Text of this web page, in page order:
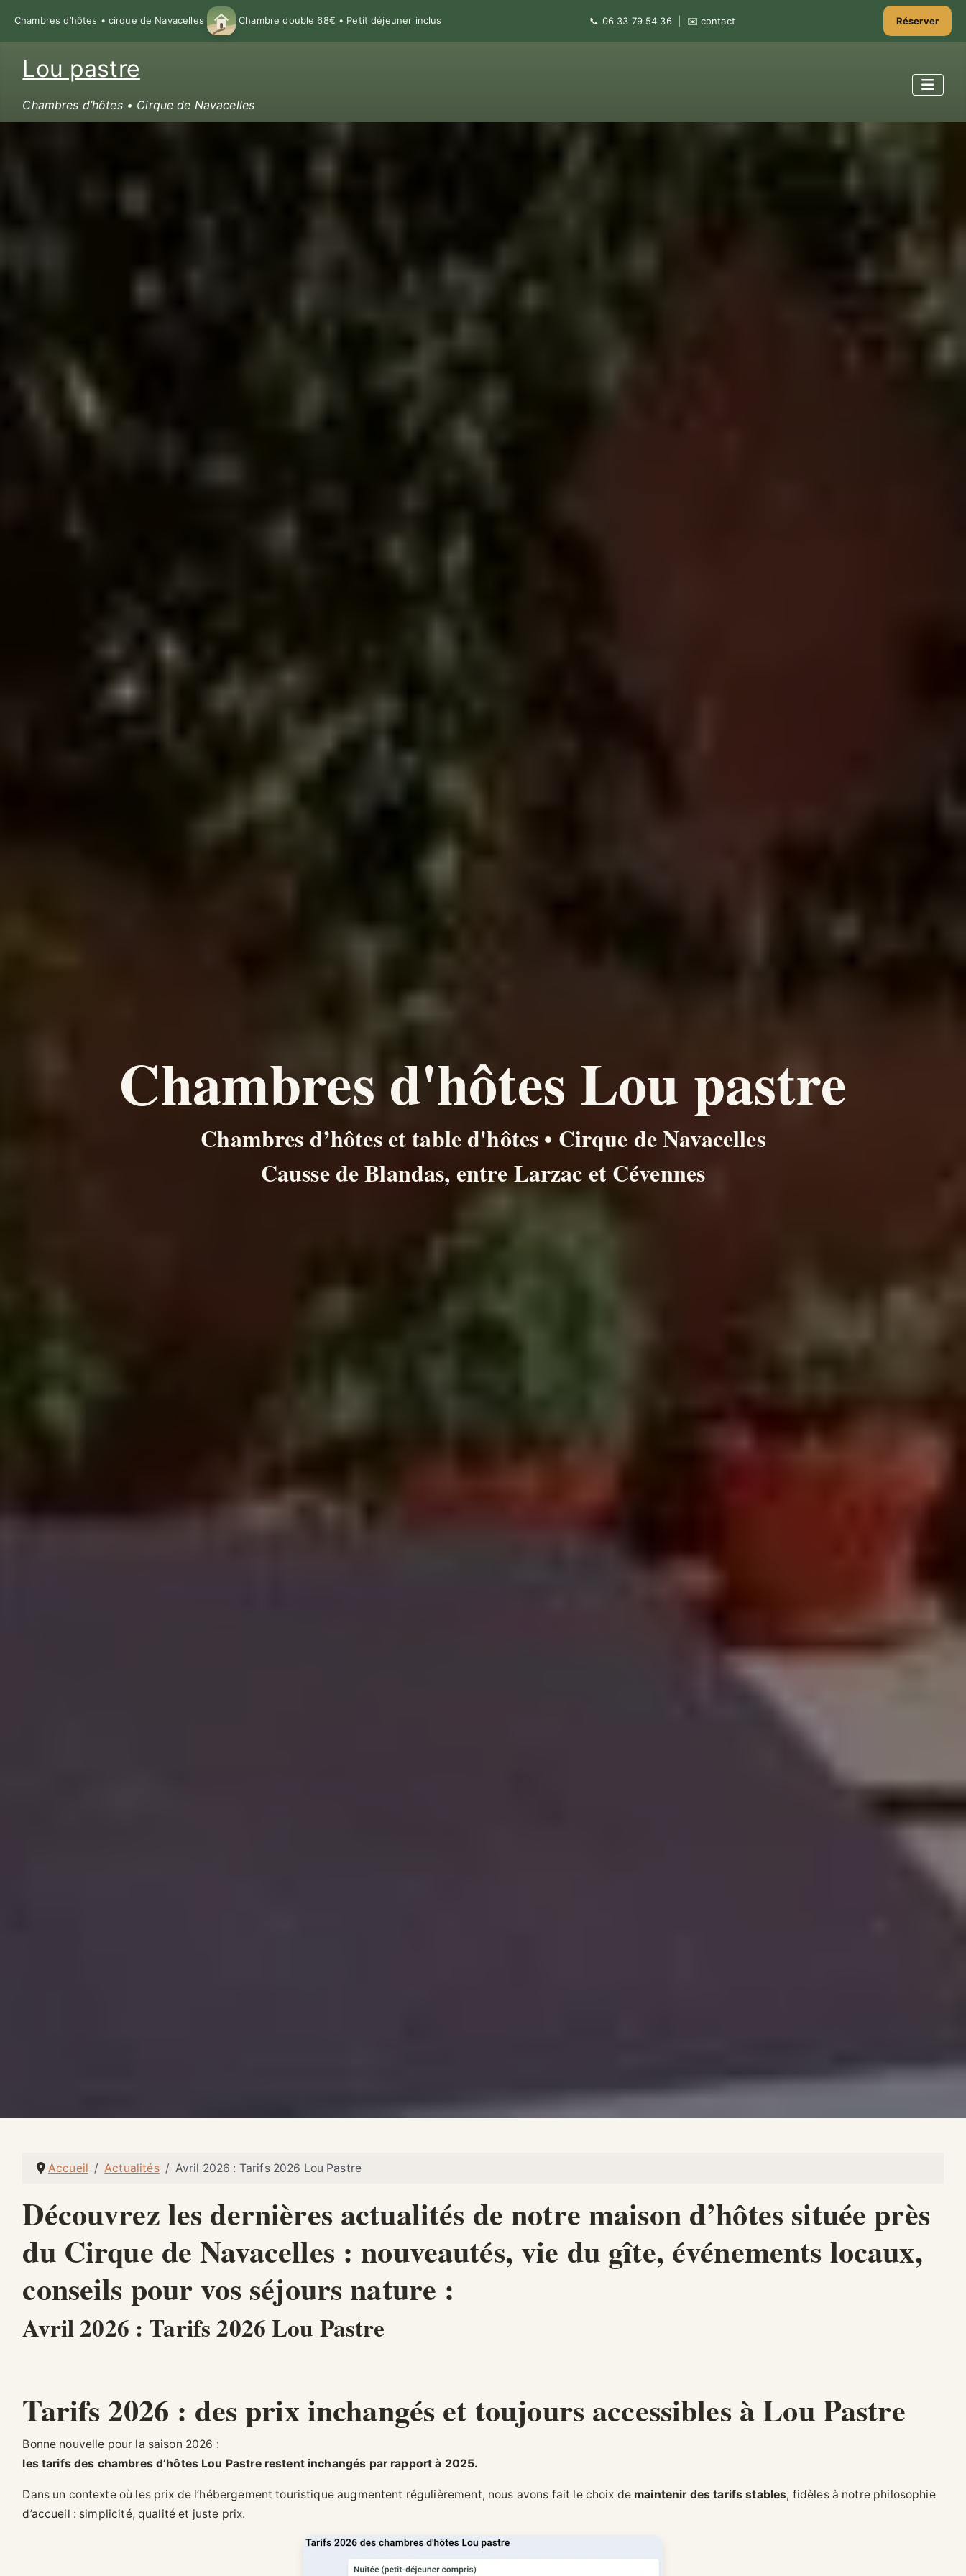
Chambres d’hôtes • cirque de Navacelles Chambre double 68€ • Petit déjeuner inclus 📞 06 33 79 54 36| ✉️ contact Réserver
Lou pastre
Chambres d’hôtes • Cirque de Navacelles
Chambres d'hôtes Lou pastre
Chambres d’hôtes et table d'hôtes • Cirque de Navacelles
Causse de Blandas, entre Larzac et Cévennes
Accueil Actualités Avril 2026 : Tarifs 2026 Lou Pastre
Découvrez les dernières actualités de notre maison d’hôtes située près
du Cirque de Navacelles : nouveautés, vie du gîte, événements locaux,
conseils pour vos séjours nature :
Avril 2026 : Tarifs 2026 Lou Pastre
Tarifs 2026 : des prix inchangés et toujours accessibles à Lou Pastre
Bonne nouvelle pour la saison 2026 :
les tarifs des chambres d’hôtes Lou Pastre restent inchangés par rapport à 2025.
Dans un contexte où les prix de l’hébergement touristique augmentent régulièrement, nous avons fait le choix de maintenir des tarifs stables, fidèles à notre philosophie
d’accueil : simplicité, qualité et juste prix.